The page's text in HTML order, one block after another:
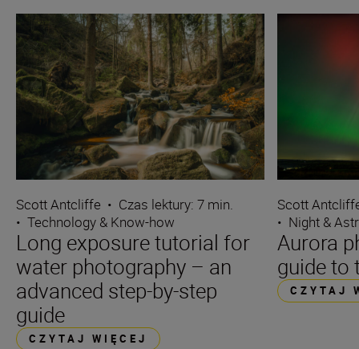
Scott Antcliffe • Czas lektury: 7 min.
• Technology & Know-how
Long exposure tutorial for
water photography – an
advanced step-by-step
guide
CZYTAJ WIĘCEJ
Scott
• Night &
Aurora
guide to
CZYTAJ